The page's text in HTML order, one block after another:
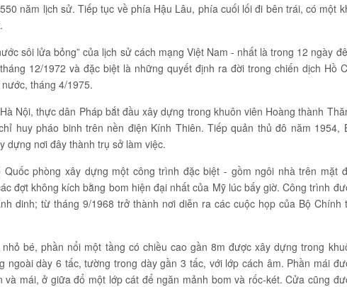
năm lịch sử. Tiếp tục về phía Hậu Lâu, phía cuối lối đi bên trái, có một
sôi lửa bỏng” của lịch sử cách mạng Việt Nam - nhất là trong 12 ngày
12/1972 và đặc biệt là những quyết định ra đời trong chiến dịch Hồ
tháng 4/1975.
Nội, thực dân Pháp bắt đầu xây dựng trong khuôn viên Hoàng thành
huy pháo binh trên nền điện Kính Thiên. Tiếp quản thủ đô năm 1954,
dựng nơi đây thành trụ sở làm việc.
phòng xây dựng một công trình đặc biệt - gồm ngôi nhà trên mặt
đợt không kích bằng bom hiện đại nhất của Mỹ lúc bấy giờ. Công trình
dinh; từ tháng 9/1968 trở thành nơi diễn ra các cuộc họp của Bộ Chính
bé, phần nổi một tầng có chiều cao gần 8m được xây dựng trong
dày 6 tấc, tường trong dày gần 3 tấc, với lớp cách âm. Phần mái
mái, ở giữa đổ một lớp cát để ngăn mảnh bom và rốc-két. Cửa cũng